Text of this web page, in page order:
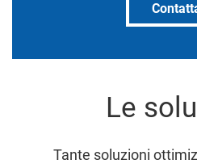
Le
Tante soluzioni